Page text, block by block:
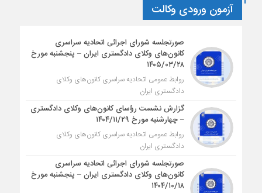
آزمون ورودی وکالت
صورتجلسه شورای اجرائی اتحادیه سراسری
کانون‌های وکلای دادگستری ایران – پنجشنبه مورخ
۱۴۰۵/۰۳/۲۸
روابط عمومی اتحادیه سراسری کانون‌های وکلای
دادگستری ایران
گزارش نشست رؤسای کانون‌های وکلای دادگستری
– چهارشنبه مورخ ۱۴۰۴/۱۱/۲۹
روابط عمومی اتحادیه سراسری کانون‌های وکلای
دادگستری ایران
صورتجلسه شورای اجرائی اتحادیه سراسری
کانون‌های وکلای دادگستری ایران – پنجشنبه مورخ
۱۴۰۴/۱۰/۱۸